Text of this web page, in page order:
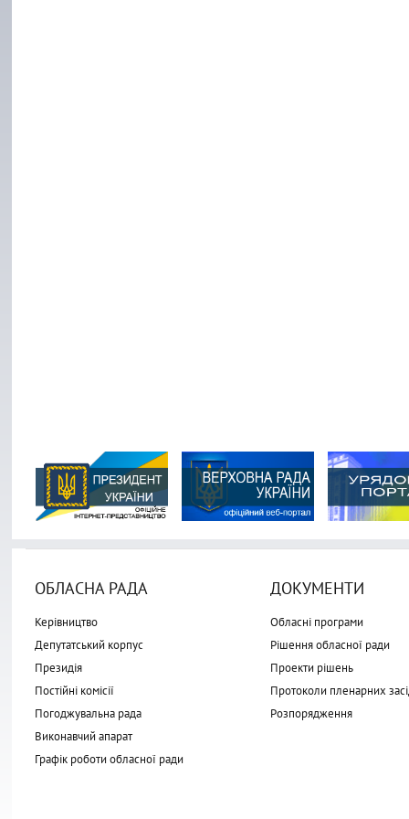
ОБЛАСНА РАДА
Керівництво
Депутатський корпус
Президія
Постійні комісії
Погоджувальна рада
Виконавчий апарат
Графік роботи обласної ради
ДОКУМЕНТИ
Обласні програми
Рішення обласної ради
Проекти рішень
Протоколи пленарних
Розпорядження